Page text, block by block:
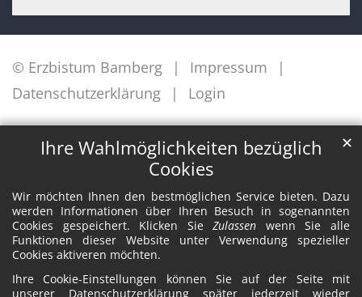
Ihre Wahlmöglichkeiten bezüglich
Cookies
Wir möchten Ihnen den bestmöglichen Service bieten. Dazu
werden Informationen über Ihren Besuch in sogenannten
Cookies gespeichert. Klicken SieZulassen wenn Sie alle
Funktionen dieser Website unter Verwendung spezieller
Cookies aktiveren möchten.
Ihre Cookie-Einstellungen können Sie auf der Seite mit
unserer Datenschutzerklärung später jederzeit wieder
✕
© Erzbistum Bamberg
Impressum
Datenschutzerklärung
Login